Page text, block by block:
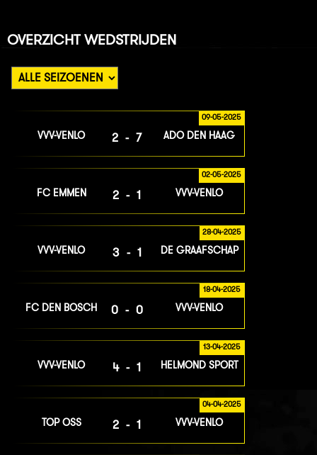
OVERZICHT WEDSTRIJDEN
09-05-2025
VVV-VENLO 2-7 ADO DEN HAAG
02-05-2025
FC EMMEN 2-1 VVV-VENLO
28-04-2025
VVV-VENLO 3-1 DE GRAAFSCHAP
18-04-2025
FC DEN BOSCH 0-0 VVV-VENLO
13-04-2025
VVV-VENLO 4-1 HELMOND SPORT
04-04-2025
TOP OSS 2-1 VVV-VENLO